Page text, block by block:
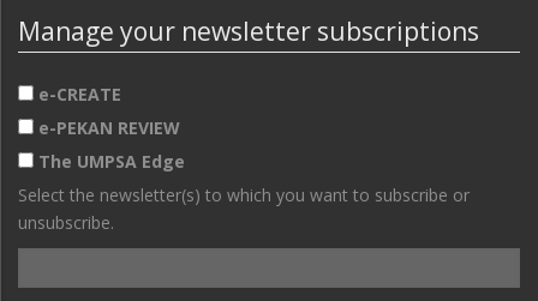
Manage your newsletter subscriptions
e-CREATE
e-PEKAN REVIEW
The UMPSA Edge
Select the newsletter(s) to which you want to subscribe or
unsubscribe.